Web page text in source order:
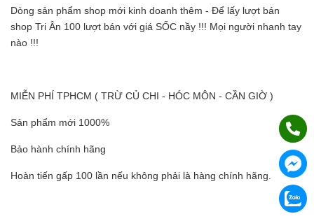
Dòng sản phẩm shop mới kinh doanh thêm - Để lấy lượt bán
shop Tri Ân 100 lượt bán với giá SỐC nầy !!! Mọi người nhanh tay
nào !!!
MIỄN PHÍ TPHCM ( TRỪ CỦ CHI - HÓC MÔN - CẦN GIỜ )
Sản phẩm mới 1000%
Bảo hành chính hãng
Hoàn tiến gấp 100 lần nếu không phải là hàng chính hãng.